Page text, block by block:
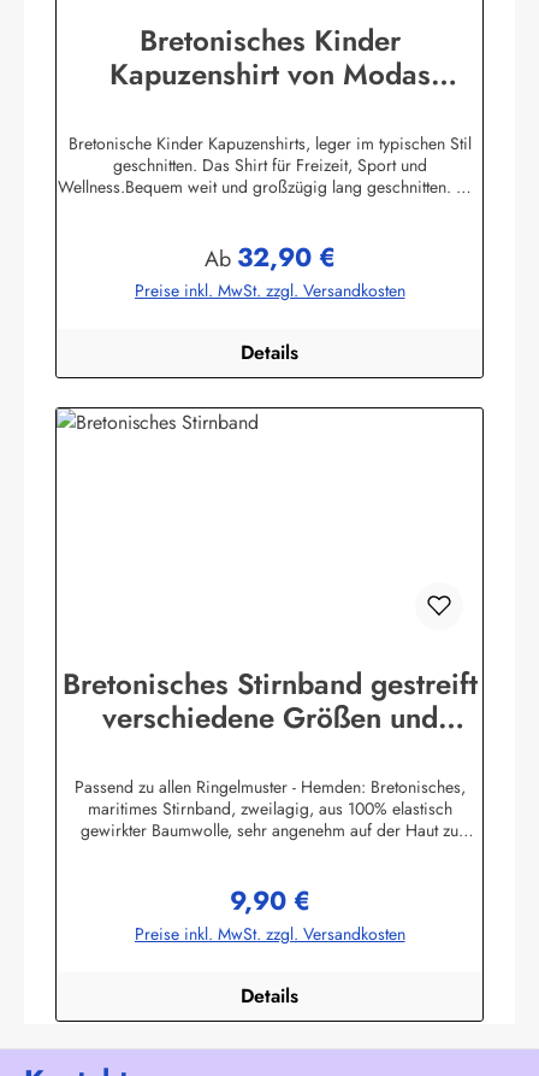
Bretonisches Kinder
Kapuzenshirt von Modas
Bretonische Kinder Kapuzenshirts, leger im typischen Stil
geschnitten. Das Shirt für Freizeit, Sport und
Wellness.Bequem weit und großzügig lang geschnitten. Die
Ärmelbündchen, zwei praktische Seitentaschen100%
Baumwolle, herrlich elastisch gewirkt und angenehm auf der
HautBis Größe 140 ersetzen aus Sicherheitsgründen ein
den Kordelzug in der Kapuze ! Herstellerinformationen:AS
Bekleidungswerk GmbHHeglitzer Str. 1226409
Wittmundinfo@modas-bekleidung.de
Regulärer Preis:
Ab 32,90 €
Preise inkl. MwSt. zzgl. Versandkosten
Details
Bretonisches Stirnband gestreift
verschiedene Größen und
Passend zu allen Ringelmuster - Hemden: Bretonisches,
maritimes Stirnband, zweilagig, aus 100% elastisch
gewirkter Baumwolle, sehr angenehm auf der Haut zu
Wittmundinfo@modas-bekleidung.de
Regulärer Preis:
9,90 €
Preise inkl. MwSt. zzgl. Versandkosten
Details